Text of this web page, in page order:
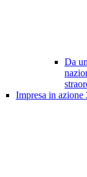
Da
Impresa in azione